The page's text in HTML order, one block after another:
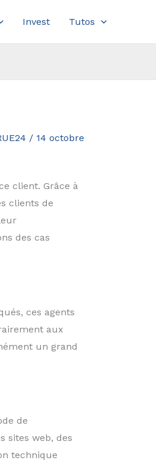
Invest Tutos
/ 14 octobre
client. Grâce à
clients de
des cas
ces agents
aux
un grand
de
sites web, des
technique